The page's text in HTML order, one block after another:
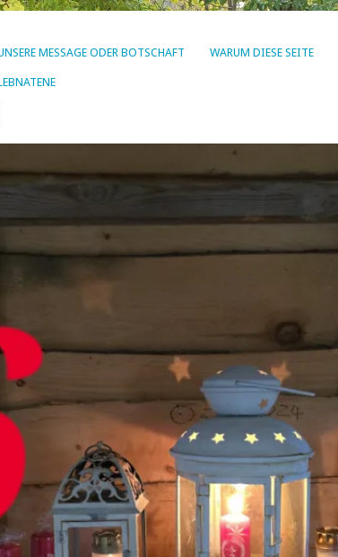
MESSAGE ODER BOTSCHAFT WARUM DIESE SEITE